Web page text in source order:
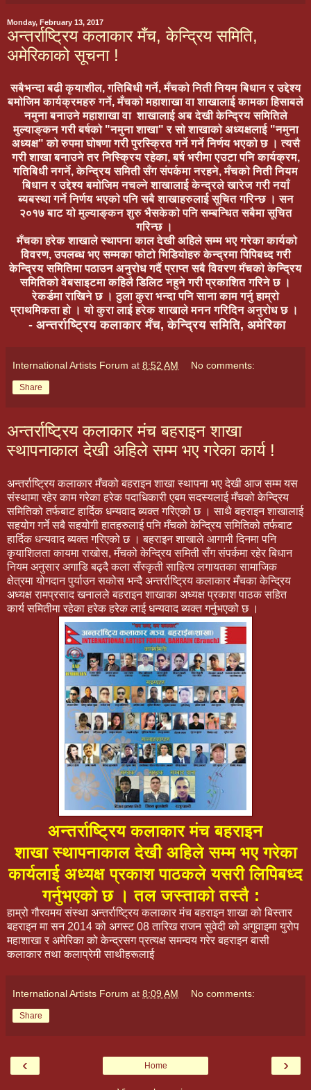
Monday, February 13, 2017
अन्तर्राष्ट्रिय कलाकार मँच, केन्द्रिय समिति,
अमेरिकाको सूचना !
सबैभन्दा बढी कृयाशील, गतिबिधी गर्ने, मँचको निती नियम बिधान र उद्देश्य
बमोजिम कार्यक्रमहरु गर्ने, मँचकोमहाशाखा वाशाखालाई कामका हिसाबले
नमुना बनाउनेमहाशाखा वा शाखालाई अब देखी केन्द्रिय समितिले
मुल्याङ्कन गरी बर्षको "नमुना शाखा" र सो शाखाको अध्यक्षलाई "नमुना
अध्यक्ष" को रुपमा घोषणा गरी पुरस्क्रित गर्ने गर्ने निर्णय भएको छ । त्यसै
गरी शाखा बनाउने तर निस्क्रिय रहेका, बर्ष भरीमा एउटा पनि कार्यक्रम,
गतिबिधी नगर्ने, केन्द्रिय समिती सँग संपर्कमा नरहने, मँचको निती नियम
बिधान र उद्देश्य बमोजिम नचल्ने शाखालाई केन्द्रले खारेज गरी नयाँ
ब्यबस्था गर्ने निर्णय भएको पनि सबै शाखाहरुलाई सूचित गरिन्छ । सन
२०१७ बाट यो मुल्याङ्कन शुरु भैसकेको पनि सम्बन्धित सबैमा सूचित
गरिन्छ ।
मँचका हरेक शाखाले स्थापना काल देखी अहिले सम्म भए गरेका कार्यको
विवरण, उपलब्ध भए सम्मका फोटो भिडियोहरु केन्द्रमा पिपिबध्द गरी
केन्द्रिय समितिमा पठाउन अनुरोध गर्दै प्राप्त सबै विवरण मँचको केन्द्रिय
समितिको वेबसाइटमा कहिलै डिलिट नहुने गरी प्रकाशित गरिने छ ।
रेकर्डमा राखिने छ । ठुला कुरा भन्दा पनि साना काम गर्नु हाम्रो
प्राथमिकता हो । यो कुरा लाई हरेक शाखाले मनन गरिदिन अनुरोध छ ।
- अन्तर्राष्ट्रिय कलाकार मँच, केन्द्रिय समिति, अमेरिका
International Artists Forum at 8:52 AM No comments:
Share
अन्तर्राष्ट्रिय कलाकार मंच बहराइन शाखा
स्थापनाकाल देखी अहिले सम्म भए गरेका कार्य !
अन्तर्राष्ट्रिय कलाकार मँचको बहराइन शाखा स्थापना भए देखी आज सम्म यस
संस्थामा रहेर काम गरेका हरेक पदाधिकारी एबम सदस्यलाई मँचको केन्द्रिय
समितिको तर्फबाट हार्दिक धन्यवाद ब्यक्त गरिएको छ । साथै बहराइन शाखालाई
सहयोग गर्ने सबै सहयोगी हातहरुलाई पनि मँचको केन्द्रिय समितिको तर्फबाट
हार्दिक धन्यवाद ब्यक्त गरिएको छ । बहराइन शाखाले आगामी दिनमा पनि
कृयाशिलता कायमा राखोस, मँचको केन्द्रिय समिती सँग संपर्कमा रहेर बिधान
नियम अनुसार अगाडि बढ्दै कला सँस्कृती साहित्य लगायतका सामाजिक
क्षेत्रमा योगदान पुर्याउन सकोस भन्दै अन्तर्राष्ट्रिय कलाकार मँचका केन्द्रिय
अध्यक्ष रामप्रसाद खनालले बहराइन शाखाका अध्यक्ष प्रकाश पाठक सहित
कार्य समितीमा रहेका हरेक हरेक लाई धन्यवाद ब्यक्त गर्नुभएको छ ।
अन्तर्राष्ट्रिय कलाकार मंच बहराइन
शाखा स्थापनाकाल देखी अहिले सम्म भए गरेका
कार्यलाई अध्यक्ष प्रकाश पाठकले यसरी लिपिबध्द
गर्नुभएको छ । तल जस्ताको तस्तै :
हाम्रो गौरवमय संस्था अन्तर्राष्ट्रिय कलाकार मंच बहराइन शाखा को बिस्तार
बहराइन मा सन 2014 को अगस्ट 08 तारिख राजन सुवेदी को अगुवाइमा युरोप
महाशाखा र अमेरिका को केन्द्रसग प्रत्यक्ष समन्वय गरेर बहराइन बासी
कलाकार तथा कलाप्रेमी साथीहरूलाई
International Artists Forum at 8:09 AM No comments:
Share
‹ ›
Home